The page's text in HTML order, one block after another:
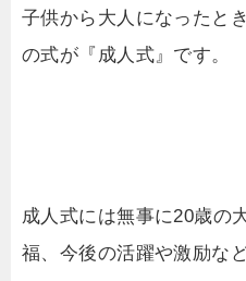
子供から大人になったと
の式が『成人式』です。
成人式には無事に20歳の
福、今後の活躍や激励な